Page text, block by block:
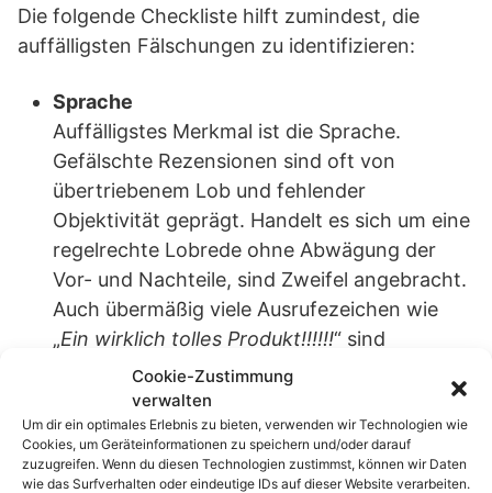
Die folgende Checkliste hilft zumindest, die
auffälligsten Fälschungen zu identifizieren:
Sprache
Auffälligstes Merkmal ist die Sprache.
Gefälschte Rezensionen sind oft von
übertriebenem Lob und fehlender
Objektivität geprägt. Handelt es sich um eine
regelrechte Lobrede ohne Abwägung der
Vor- und Nachteile, sind Zweifel angebracht.
Auch übermäßig viele Ausrufezeichen wie
„Ein wirklich tolles Produkt!!!!!!“ sind
zweifelhaft. Ebenfalls kritisch: Wenn in der
Rezension Begriffe aus der Marketing- oder
Werbesprache Verwendung finden, etwa
„Destination“ statt einfach „Reiseziel“.
Cookie-Zustimmung
verwalten
Um dir ein optimales Erlebnis zu bieten, verwenden wir Technologien wie
Cookies, um Geräteinformationen zu speichern und/oder darauf
zuzugreifen. Wenn du diesen Technologien zustimmst, können wir Daten
wie das Surfverhalten oder eindeutige IDs auf dieser Website verarbeiten.